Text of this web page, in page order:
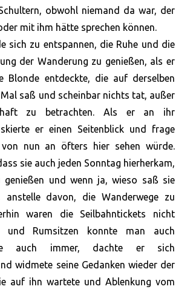
obwohl niemand da war, der
mit ihm hätte sprechen können.
sich zu entspannen, die Ruhe und die
der Wanderung zu genießen, als er
Blonde entdeckte, die auf derselben
saß und scheinbar nichts tat, außer
zu betrachten. Als er an ihr
er einen Seitenblick und frage
nun an öfters hier sehen würde.
sie auch jeden Sonntag hierherkam,
genießen und wenn ja, wieso saß sie
davon, die Wanderwege zu
waren die Seilbahntickets nicht
und Rumsitzen konnte man auch
auch immer, dachte er sich
widmete seine Gedanken wieder der
auf ihn wartete und Ablenkung vom